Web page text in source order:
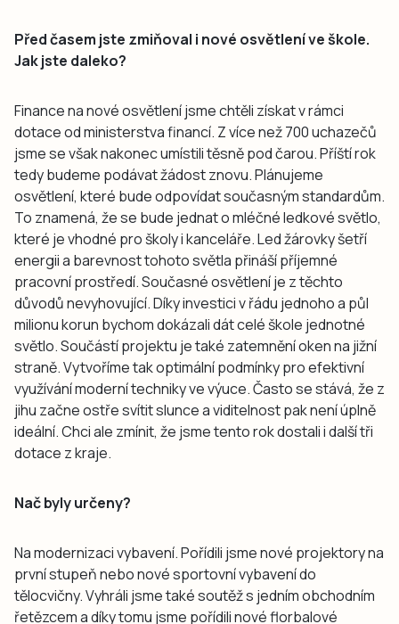
Před časem jste zmiňoval i nové osvětlení ve škole.
Jak jste daleko?
Finance na nové osvětlení jsme chtěli získat v rámci
dotace od ministerstva financí. Z více než 700 uchazečů
jsme se však nakonec umístili těsně pod čarou. Příští rok
tedy budeme podávat žádost znovu. Plánujeme
osvětlení, které bude odpovídat současným standardům.
To znamená, že se bude jednat o mléčné ledkové světlo,
které je vhodné pro školy i kanceláře. Led žárovky šetří
energii a barevnost tohoto světla přináší příjemné
pracovní prostředí. Současné osvětlení je z těchto
důvodů nevyhovující. Díky investici v řádu jednoho a půl
milionu korun bychom dokázali dát celé škole jednotné
světlo. Součástí projektu je také zatemnění oken na jižní
straně. Vytvoříme tak optimální podmínky pro efektivní
využívání moderní techniky ve výuce. Často se stává, že z
jihu začne ostře svítit slunce a viditelnost pak není úplně
ideální. Chci ale zmínit, že jsme tento rok dostali i další tři
dotace z kraje.
Nač byly určeny?
Na modernizaci vybavení. Pořídili jsme nové projektory na
první stupeň nebo nové sportovní vybavení do
tělocvičny. Vyhráli jsme také soutěž s jedním obchodním
řetězcem a díky tomu jsme pořídili nové florbalové